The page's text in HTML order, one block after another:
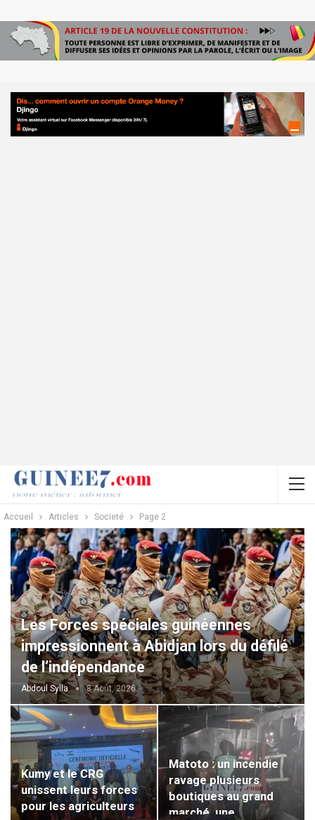
Accueil Articles Societé Page 2
Les Forces spéciales guinéennes
impressionnent à Abidjan lors du défilé
de l’indépendance
Abdoul Sylla 8 Août, 2026
Kumy et le CRG
unissent leurs forces
pour les agriculteurs
Matoto : un incendie
ravage plusieurs
boutiques au grand
marché, une…